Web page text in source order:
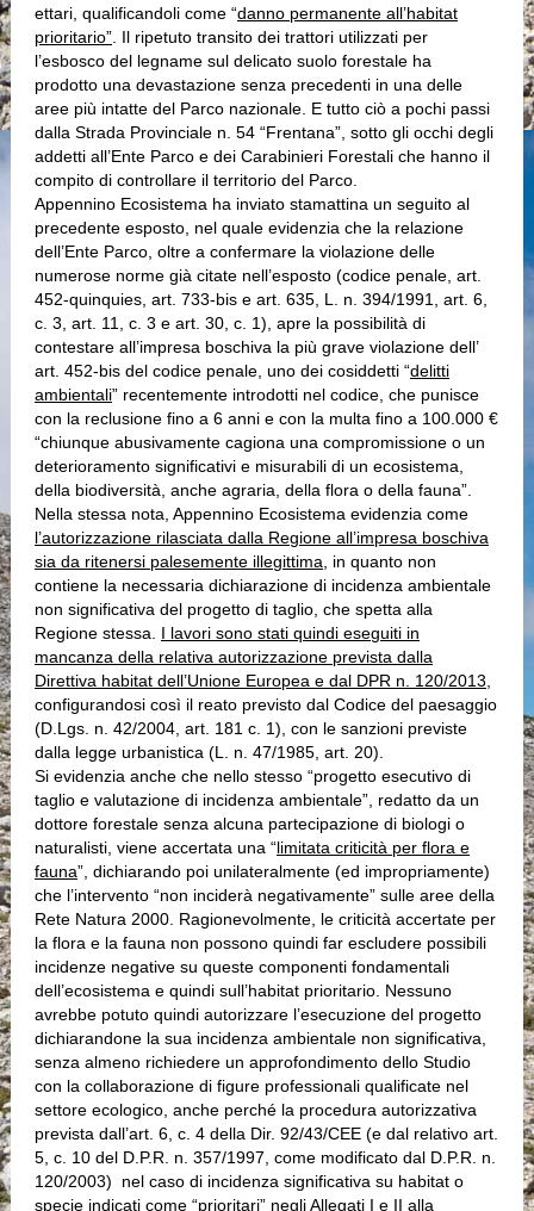
ettari, qualificandoli come “danno permanente all’habitat
prioritario” . Il ripetuto transito dei trattori utilizzati per
l’esbosco del legname sul delicato suolo forestale ha
prodotto una devastazione senza precedenti in una delle
aree più intatte del Parco nazionale. E tutto ciò a pochi passi
dalla Strada Provinciale n. 54 “Frentana”, sotto gli occhi degli
addetti all’Ente Parco e dei Carabinieri Forestali che hanno il
compito di controllare il territorio del Parco.
Appennino Ecosistema ha inviato stamattina un seguito al
precedente esposto, nel quale evidenzia che la relazione
dell’Ente Parco, oltre a confermare la violazione delle
numerose norme già citate nell’esposto (codice penale, art.
452-quinquies, art. 733-bis e art. 635, L. n. 394/1991, art. 6,
c. 3, art. 11, c. 3 e art. 30, c. 1), apre la possibilità di
contestare all’impresa boschiva la più grave violazione dell’
art. 452-bis del codice penale, uno dei cosiddetti “delitti
ambientali” recentemente introdotti nel codice, che punisce
con la reclusione fino a 6 anni e con la multa fino a 100.000 €
“chiunque abusivamente cagiona una compromissione o un
deterioramento significativi e misurabili di un ecosistema,
della biodiversità, anche agraria, della flora o della fauna”.
Nella stessa nota, Appennino Ecosistema evidenzia come
l’autorizzazione rilasciata dalla Regione all’impresa boschiva
sia da ritenersi palesemente illegittima , in quanto non
contiene la necessaria dichiarazione di incidenza ambientale
non significativa del progetto di taglio, che spetta alla
Regione stessa. I lavori sono stati quindi eseguiti in
mancanza della relativa autorizzazione prevista dalla
Direttiva habitat dell’Unione Europea e dal DPR n. 120/2013
configurandosi così il reato previsto dal Codice del paesaggio
(D.Lgs. n. 42/2004, art. 181 c. 1), con le sanzioni previste
dalla legge urbanistica (L. n. 47/1985, art. 20).
Si evidenzia anche che nello stesso “progetto esecutivo di
taglio e valutazione di incidenza ambientale”, redatto da un
dottore forestale senza alcuna partecipazione di biologi o
naturalisti, viene accertata una “limitata criticità per flora e
fauna”, dichiarando poi unilateralmente (ed impropriamente)
che l’intervento “non inciderà negativamente” sulle aree della
Rete Natura 2000. Ragionevolmente, le criticità accertate per
la flora e la fauna non possono quindi far escludere possibili
incidenze negative su queste componenti fondamentali
dell’ecosistema e quindi sull’habitat prioritario. Nessuno
avrebbe potuto quindi autorizzare l’esecuzione del progetto
dichiarandone la sua incidenza ambientale non significativa,
senza almeno richiedere un approfondimento dello Studio
con la collaborazione di figure professionali qualificate nel
settore ecologico, anche perché la procedura autorizzativa
prevista dall’art. 6, c. 4 della Dir. 92/43/CEE (e dal relativo art.
5, c. 10 del D.P.R. n. 357/1997, come modificato dal D.P.R. n.
120/2003) nel caso di incidenza significativa su habitat o
specie indicati come “prioritari” negli Allegati I e II alla